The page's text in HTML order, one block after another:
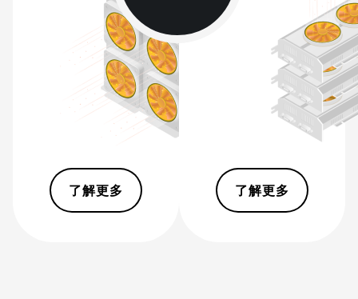
BITMAIN AntMiner S9i
BITMAIN AntMiner S9j
BITMAIN AntMiner S9k
BITMAIN AntMiner T15
BITMAIN AntMiner T17
BITMAIN AntMiner T17e
了解更多 了解更多